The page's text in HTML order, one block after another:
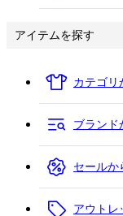
アイテムを探す
カテゴリ
ブランド
セールか
アウトレ